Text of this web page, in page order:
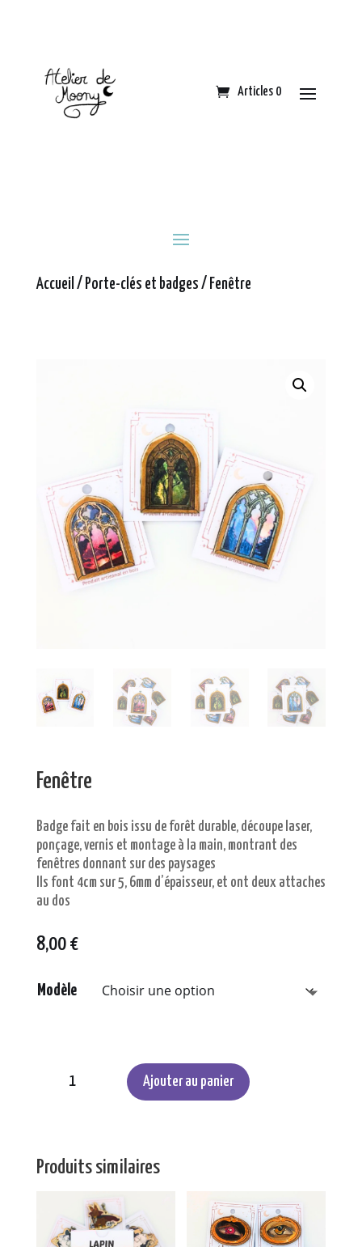
Articles 0
Accueil / Porte-clés et badges / Fenêtre
Fenêtre
Badge fait en bois issu de forêt durable, découpe laser,
ponçage, vernis et montage à la main, montrant des
fenêtres donnant sur des paysages
Ils font 4cm sur 5, 6mm d’épaisseur, et ont deux attaches
au dos
8,00 €
Modèle
Ajouter au panier
Produits similaires